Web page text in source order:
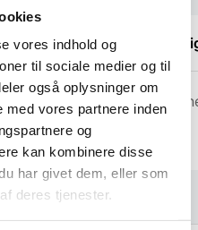
vores indhold og
til sociale medier og til
også oplysninger om
vores partnere inden
og
kan kombinere disse
har givet dem, eller som
deres tjenester.
med det